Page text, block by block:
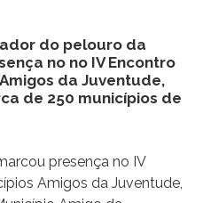
do pelouro da
no no IV Encontro
da Juventude,
de 250 municípios de
presença no IV
Amigos da Juventude,